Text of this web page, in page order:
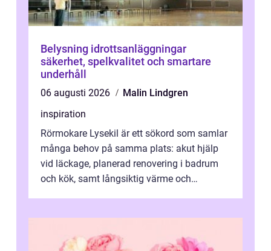
Belysning idrottsanläggningar
säkerhet, spelkvalitet och smartare
underhåll
06 augusti 2026
Malin Lindgren
inspiration
Rörmokare Lysekil är ett sökord som samlar
många behov på samma plats: akut hjälp
vid läckage, planerad renovering i badrum
och kök, samt långsiktig värme och